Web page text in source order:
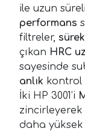
ile uzun
performans
filtreler,
çıkan HRC
sayesinde
anlık kontrol
İki HP 3001’i
zincirleyerek
daha yüksek